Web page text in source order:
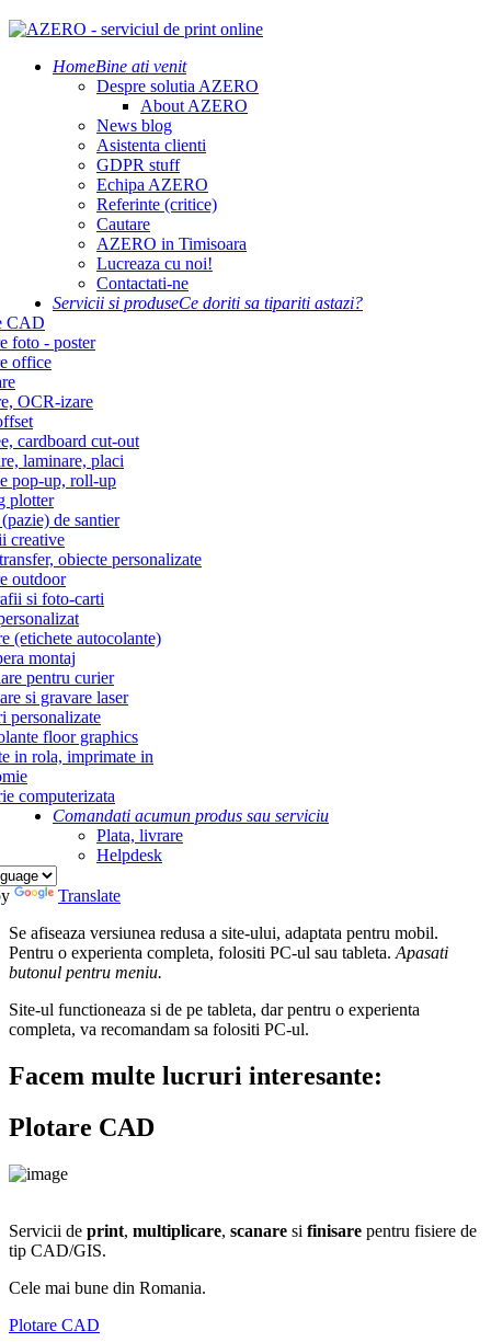
HomeBine ati venit
Despre solutia AZERO
About AZERO
News blog
Asistenta clienti
GDPR stuff
Echipa AZERO
Referinte (critice)
Cautare
AZERO in Timisoara
Lucreaza cu noi!
Contactati-ne
Servicii si produseCe doriti sa tipariti astazi?
CAD
foto - poster
office
OCR-izare
cardboard cut-out
laminare, placi
pop-up, roll-up
plotter
de santier
creative
obiecte personalizate
outdoor
si foto-carti
(etichete autocolante)
montaj
pentru curier
si gravare laser
personalizate
floor graphics
in rola, imprimate in
computerizata
Comandati acumun produs sau serviciu
Plata, livrare
Helpdesk
Translate
Se afiseaza versiunea redusa a site-ului, adaptata pentru mobil.
Pentru o experienta completa, folositi PC-ul sau tableta. Apasati
butonul pentru meniu.
Site-ul functioneaza si de pe tableta, dar pentru o experienta
completa, va recomandam sa folositi PC-ul.
Facem multe lucruri interesante:
Plotare CAD
Servicii de print, multiplicare, scanare si finisare pentru fisiere de
tip CAD/GIS.
Cele mai bune din Romania.
Plotare CAD